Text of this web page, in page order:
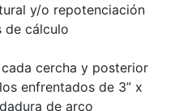
y/o repotenciación
de cálculo
cercha y posterior
enfrentados de 3” x
de arco